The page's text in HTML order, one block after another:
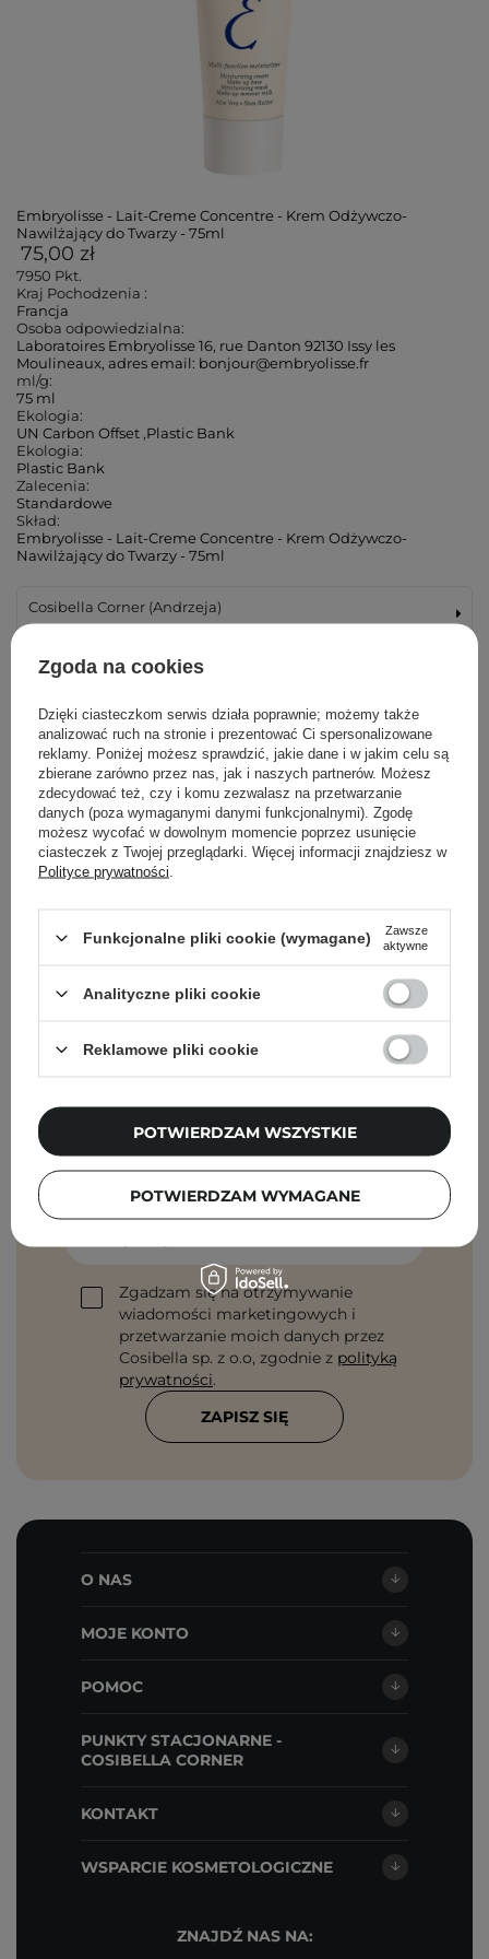
Embryolisse - Lait-Creme Concentre - Krem Odżywczo-
Nawilżający do Twarzy - 75ml
75,00 zł
7950 Pkt.
Kraj Pochodzenia :
Francja
Osoba odpowiedzialna:
Laboratoires Embryolisse 16, rue Danton 92130 Issy les
Moulineaux, adres email: bonjour@embryolisse.fr
ml/g:
75 ml
Ekologia:
UN Carbon Offset ,Plastic Bank
Ekologia:
Plastic Bank
Zalecenia:
Standardowe
Skład:
Embryolisse - Lait-Creme Concentre - Krem Odżywczo-
Nawilżający do Twarzy - 75ml
Cosibella Corner (Andrzeja)
Cosibella Corner (Łucka)
Cosibella Corner (Woronicza)
Cosibella Corner (Wileńska)
Cosibella Corner (Bohaterów Warszawy)
Cosibella Corner (Tadeusza Kościuszki)
Pielęgnacyjne checklisty, eksperckie porady,
beauty nowości - prosto na maila!
Zgadzam się na otrzymywanie
wiadomości marketingowych i
przetwarzanie moich danych przez
Cosibella sp. z o.o, zgodnie z polityką
prywatności.
ZAPISZ SIĘ
O NAS
MOJE KONTO
POMOC
PUNKTY STACJONARNE -
COSIBELLA CORNER
KONTAKT
WSPARCIE KOSMETOLOGICZNE
ZNAJDŹ NAS NA:
Zgoda na cookies
Dzięki ciasteczkom serwis działa poprawnie; możemy także
analizować ruch na stronie i prezentować Ci spersonalizowane
reklamy. Poniżej możesz sprawdzić, jakie dane i w jakim celu są
zbierane zarówno przez nas, jak i naszych partnerów. Możesz
zdecydować też, czy i komu zezwalasz na przetwarzanie
danych (poza wymaganymi danymi funkcjonalnymi). Zgodę
możesz wycofać w dowolnym momencie poprzez usunięcie
ciasteczek z Twojej przeglądarki. Więcej informacji znajdziesz w
Polityce prywatności
Funkcjonalne pliki cookie (wymagane)
Zawsze
aktywne
Analityczne pliki cookie
Reklamowe pliki cookie
POTWIERDZAM WYMAGANE
POTWIERDZAM WSZYSTKIE